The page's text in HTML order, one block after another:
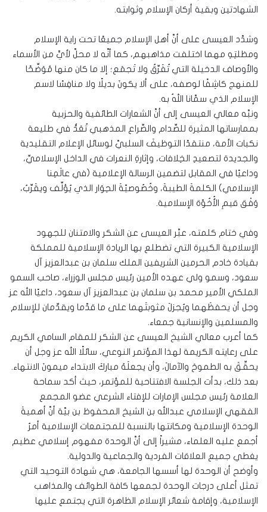
الشهادتين وبقية أركان الإسلام وثوابته.
وشدَّد العيسى على أنَّ أهل الإسلام جميعًا تحت راية الإسلام
ومظلتِهِ مهما اختلفت مذاهبهم، كما أنَّه لا محلَّ لأيٍّ من الأسماء
والأوصاف الدخيلة التي تُفَرِّقُ ولا تَجمَع؛ إلا ما كان منها مُوَضِّحًا
للمنهج كاشِفًا لوصفه، على ألا يكونَ بديلًا ولا منافِسًا لاسم
الإسلام الذي سمَّانا اللهُ به.
ونبَّه معالي العيسى إلى أنَّ الشعارات الطائفية والحزبية
بممارساتها المثيرة للصِّدام والصِّراع المذهبي تُعَدُّ في طليعة
نكبات الأمة، منتقدًا التوظيفَ السلبيَّ لوسائل الإعلام التقليدية
والجديدة لتصعيدِ الخِلافات، وإثارةِ النعرات في الداخل الإسلاميِّ،
وداعيًا في المقابل لتضمين الرسالة الإعلامية (في عالَمِنا
الإسلامي) الكلمةَ الطيبةَ، وخُصُوصيّةَ الحِوَار الذي يُؤلِّف ويقَرِّبُ،
وَفْق قيمِ الأُخُوّة الإسلامية.
وفي ختام كلمته، عبَّر العيسى عن الشكر والامتنان للجهود
الإسلامية الكبيرة التي تضطلع بها الريادة الإسلامية للمملكة
بقيادة خادم الحرمين الشريفين الملك سلمان بن عبدالعزيز آل
سعود، وسمو ولي عهده الأمين رئيس مجلس الوزراء، صاحب السمو
الملكي الأمير محمد بن سلمان بن عبدالعزيز آل سعود، داعيًا الله عز
وجل أن يحفظَهما ويُجزلَ مثوبتَهما على ما قدَّما ويقدِّمان للإسلام
والمسلمين والإنسانية جمعاء.
كما أعرب معالي الشيخ العيسى عن الشكر للمقام السامي الكريم
على رعايته الكريمة لهذا المؤتمر النوعي، سائلًا الله عز وجل أن
يحقِّقَ به الطموحَ والآمالَ، وأن يجعلَهُ مباركَ الابتداء ميمونَ الانتهاء.
بعد ذلك، بدأت الجلسة الافتتاحية للمؤتمر، حيث أكد سماحة
العلامة رئيس مجلس الإمارات للإفتاء الشرعي عضو المجمع
الفقهي الإسلامي عبدالله بن الشيخ المحفوظ بن بيَّة أنَّ أهميةَ
الوحدة الإسلامية ومكانتها بالنسبة للمجتمعات الإسلامية أمرٌ
أجمع عليه العلماء، مشيراً إلى أنَّ الوحدة مفهوم إسلامي عظيم
يغطي جميع العلاقات الفردية والجماعية والدولية.
وأوضح أن الوحدة لها أسسها الجامعة، هي شهادة التوحيد التي
تمثل أعلى درجات الوحدة لجمعها كافة الطوائف والمذاهب
الإسلامية، وإقامة شعائر الإسلام الظاهرة التي يجتمع عليها